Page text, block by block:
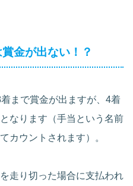
金が出ない！？
まで賞金が出ますが、4着
なります（手当という名前
カウントされます）。
走り切った場合に支払われ